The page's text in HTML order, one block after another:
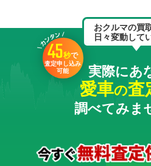
おクルマの買
日々変動して
45秒で
査定申し込み
可能
実際にあ
愛車の査
調べてみま